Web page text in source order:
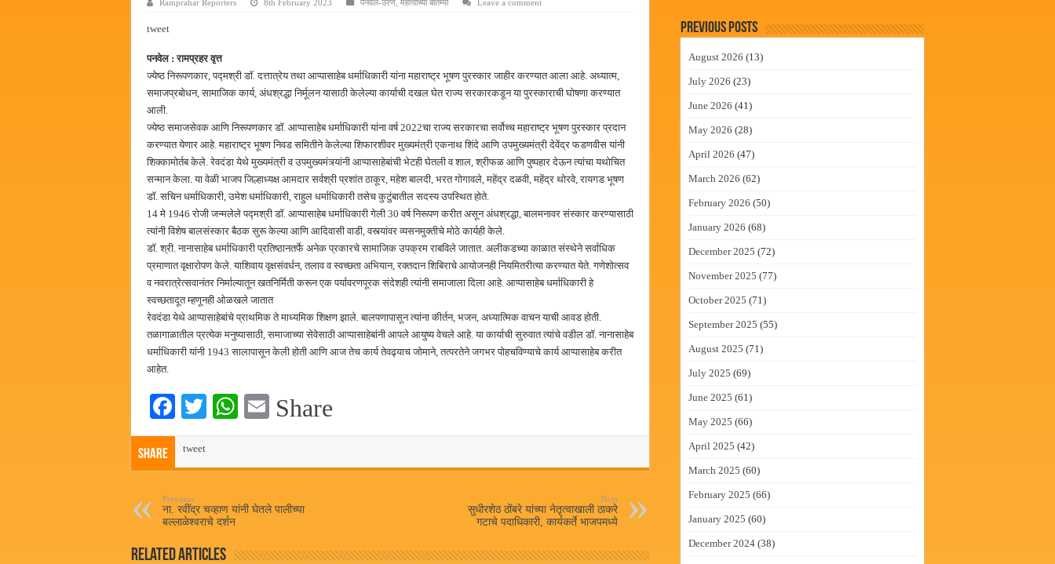
छत्रपती शिवाजी महाराज महाराजस्व समाधान शिबिरास पनवेलमध्ये उत्स्फूर्त प्रतिसाद
Ramprahar Reporters 8th February 2023 पनवेल-उरण महत्वाच्या बातम्या Leave a comment
tweet
पनवेल : रामप्रहर वृत्त
ज्येष्ठ निरूपणकार, पद्मश्री डॉ. दत्तात्रेय तथा आप्पासाहेब धर्माधिकारी यांना महाराष्ट्र भूषण पुरस्कार जाहीर करण्यात आला आहे. अध्यात्म,
समाजप्रबोधन, सामाजिक कार्य, अंधश्रद्धा निर्मूलन यासाठी केलेल्या कार्याची दखल घेत राज्य सरकारकडून या पुरस्काराची घोषणा करण्यात
आली.
ज्येष्ठ समाजसेवक आणि निरूपणकार डॉ. आप्पासाहेब धर्माधिकारी यांना वर्ष 2022चा राज्य सरकारचा सर्वोच्च महाराष्ट्र भूषण पुरस्कार प्रदान
करण्यात येणार आहे. महाराष्ट्र भूषण निवड समितीने केलेल्या शिफारशीवर मुख्यमंत्री एकनाथ शिंदे आणि उपमुख्यमंत्री देवेंद्र फडणवीस यांनी
शिक्कामोर्तब केले. रेवदंडा येथे मुख्यमंत्री व उपमुख्यमंत्र्यांनी आप्पासाहेबांची भेटही घेतली व शाल, श्रीफळ आणि पुष्पहार देऊन त्यांचा यथोचित
सन्मान केला. या वेळी भाजप जिल्हाध्यक्ष आमदार सर्वश्री प्रशांत ठाकूर, महेश बालदी, भरत गोगावले, महेंद्र दळवी, महेंद्र थोरवे, रायगड भूषण
डॉ. सचिन धर्माधिकारी, उमेश धर्माधिकारी, राहुल धर्माधिकारी तसेच कुटुंबातील सदस्य उपस्थित होते.
14 मे 1946 रोजी जन्मलेले पद्मश्री डॉ. आप्पासाहेब धर्माधिकारी गेली 30 वर्ष निरूपण करीत असून अंधश्रद्धा, बालमनावर संस्कार करण्यासाठी
त्यांनी विशेष बालसंस्कार बैठक सुरू केल्या आणि आदिवासी वाडी, वस्त्यांवर व्यसनमुक्तीचे मोठे कार्यही केले.
डॉ. श्री. नानासाहेब धर्माधिकारी प्रतिष्ठानतर्फे अनेक प्रकारचे सामाजिक उपक्रम राबविले जातात. अलीकडच्या काळात संस्थेने सर्वाधिक
प्रमाणात वृक्षारोपण केले. याशिवाय वृक्षसंवर्धन, तलाव व स्वच्छता अभियान, रक्तदान शिबिराचे आयोजनही नियमितरीत्या करण्यात येते. गणेशोत्सव
व नवरात्रेत्सवानंतर निर्माल्यातून खतनिर्मिती करून एक पर्यावरणपूरक संदेशही त्यांनी समाजाला दिला आहे. आप्पासाहेब धर्माधिकारी हे
स्वच्छतादूत म्हणूनही ओळखले जातात
रेवदंडा येथे आप्पासाहेबांचे प्राथमिक ते माध्यमिक शिक्षण झाले. बालपणापासून त्यांना कीर्तन, भजन, अध्यात्मिक वाचन याची आवड होती.
तळागाळातील प्रत्येक मनुष्यासाठी, समाजाच्या सेवेसाठी आप्पासाहेबांनी आपले आयुष्य वेचले आहे. या कार्याची सुरुवात त्यांचे वडील डॉ. नानासाहेब
धर्माधिकारी यांनी 1943 सालापासून केली होती आणि आज तेच कार्य तेवढ्याच जोमाने, तत्परतेने जगभर पोहचविण्याचे कार्य आप्पासाहेब करीत
आहेत.
Fa
bo
ok
T
r
W
A
pp
E
Share
Share tweet
Previous
ना. रवींद्र चव्हाण यांनी घेतले पालीच्या
बल्लाळेश्वराचे दर्शन
Next
सुधीरशेठ ठोंबरे यांच्या नेतृत्वाखाली ठाकरे
गटाचे पदाधिकारी, कार्यकर्ते भाजपमध्ये
Related Articles
Previous Posts
August 2026 (13)
July 2026 (23)
June 2026 (41)
May 2026 (28)
April 2026 (47)
March 2026 (62)
February 2026 (50)
January 2026 (68)
December 2025 (72)
November 2025 (77)
October 2025 (71)
September 2025 (55)
August 2025 (71)
July 2025 (69)
June 2025 (61)
May 2025 (66)
April 2025 (42)
March 2025 (60)
February 2025 (66)
January 2025 (60)
December 2024 (38)